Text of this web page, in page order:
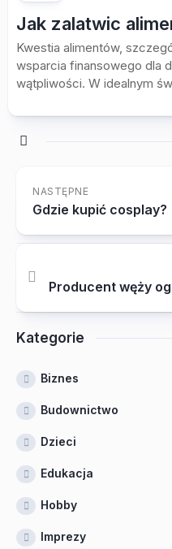
Jak zalatwic
Kwestia alimentów,
wsparcia finansowego dla
wątpliwości. W idealnym
NASTĘPNE
Gdzie kupić cosplay?
Producent węży
Kategorie
Biznes
Budownictwo
Dzieci
Edukacja
Hobby
Imprezy